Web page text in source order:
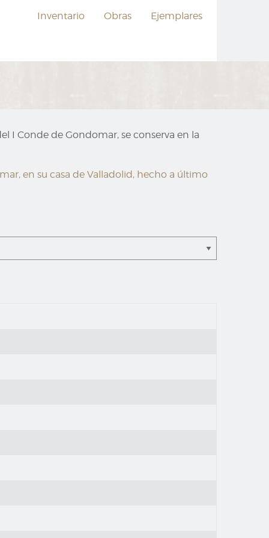
Inventario Obras Ejemplares
I Conde de Gondomar, se conserva en la
en su casa de Valladolid, hecho a último